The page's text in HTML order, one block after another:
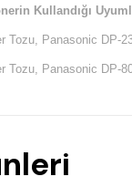
Kullandığı
Tozu, Panasonic DP-
Tozu, Panasonic DP-